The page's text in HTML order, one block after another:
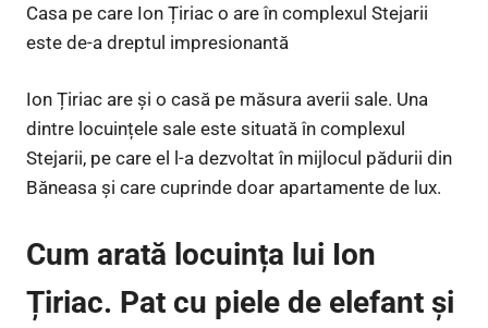
Casa pe care Ion Țiriac o are în complexul Stejarii
este de-a dreptul impresionantă
Ion Țiriac are și o casă pe măsura averii sale. Una
dintre locuințele sale este situată în complexul
Stejarii, pe care el l-a dezvoltat în mijlocul pădurii din
Băneasa și care cuprinde doar apartamente de lux.
Cum arată locuința lui Ion
Țiriac. Pat cu piele de elefant și